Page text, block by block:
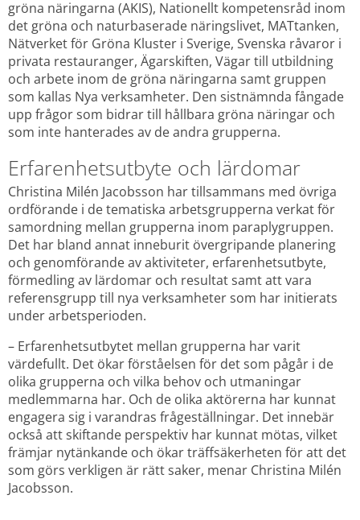
gröna näringarna (AKIS), Nationellt kompetensråd inom
det gröna och naturbaserade näringslivet, MATtanken,
Nätverket för Gröna Kluster i Sverige, Svenska råvaror i
privata restauranger, Ägarskiften, Vägar till utbildning
och arbete inom de gröna näringarna samt gruppen
som kallas Nya verksamheter. Den sistnämnda fångade
upp frågor som bidrar till hållbara gröna näringar och
som inte hanterades av de andra grupperna.
Erfarenhetsutbyte och lärdomar
Christina Milén Jacobsson har tillsammans med övriga
ordförande i de tematiska arbetsgrupperna verkat för
samordning mellan grupperna inom paraplygruppen.
Det har bland annat inneburit övergripande planering
och genomförande av aktiviteter, erfarenhetsutbyte,
förmedling av lärdomar och resultat samt att vara
referensgrupp till nya verksamheter som har initierats
under arbetsperioden.
– Erfarenhetsutbytet mellan grupperna har varit
värdefullt. Det ökar förståelsen för det som pågår i de
olika grupperna och vilka behov och utmaningar
medlemmarna har. Och de olika aktörerna har kunnat
engagera sig i varandras frågeställningar. Det innebär
också att skiftande perspektiv har kunnat mötas, vilket
främjar nytänkande och ökar träffsäkerheten för att det
som görs verkligen är rätt saker, menar Christina Milén
Jacobsson.